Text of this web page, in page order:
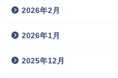
2026年2月
2026年1月
2025年12月